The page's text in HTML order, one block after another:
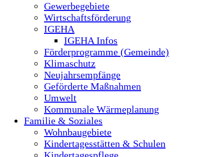
Gewerbegebiete
Wirtschaftsförderung
IGEHA
IGEHA Infos
Förderprogramme (Gemeinde)
Klimaschutz
Neujahrsempfänge
Geförderte Maßnahmen
Umwelt
Kommunale Wärmeplanung
Familie & Soziales
Wohnbaugebiete
Kindertagesstätten & Schulen